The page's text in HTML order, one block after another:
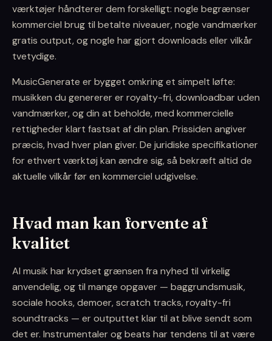
værktøjer håndterer dem forskelligt: nogle begrænser
kommerciel brug til betalte niveauer, nogle vandmærker
gratis output, og nogle har gjort downloads eller vilkår
tvetydige.
MusicGenerate er bygget omkring et simpelt løfte:
musikken du genererer er royalty-fri, downloadbar uden
vandmærker, og din at beholde, med kommercielle
rettigheder klart fastsat af din plan. Prissiden angiver
præcis, hvad hver plan giver. De juridiske specifikationer
for ethvert værktøj kan ændre sig, så bekræft altid de
aktuelle vilkår før en kommerciel udgivelse.
Hvad man kan forvente af
kvalitet
AI musik har krydset grænsen fra nyhed til virkelig
anvendelig, og til mange opgaver — baggrundsmusik,
sociale hooks, demoer, scratch tracks, royalty-fri
soundtracks — er outputtet klar til at blive sendt som
det er. Instrumentaler og beats har tendens til at være